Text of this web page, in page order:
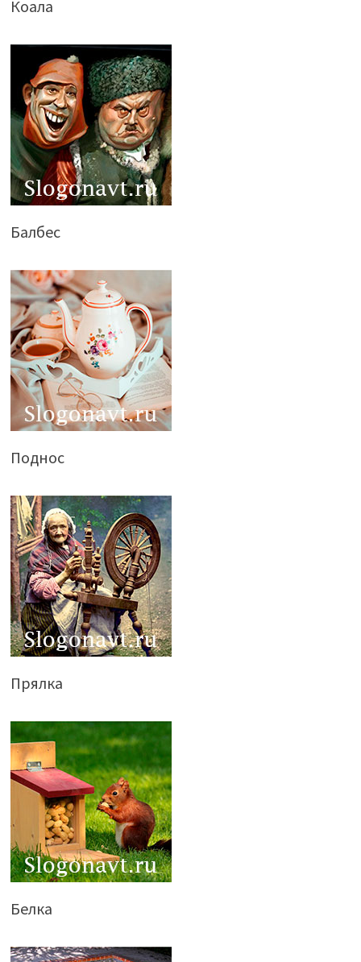
Коала
Балбес
Поднос
Прялка
Белка